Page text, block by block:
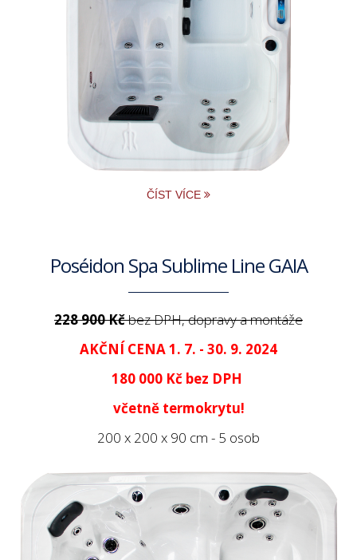
ČÍST VÍCE
Poséidon Spa Sublime Line GAIA
228 900 Kčbez DPH, dopravy a montáže
AKČNÍ CENA 1. 7. - 30. 9. 2024
180 000 Kč bez DPH
včetně termokrytu!
200 x 200 x 90 cm - 5 osob